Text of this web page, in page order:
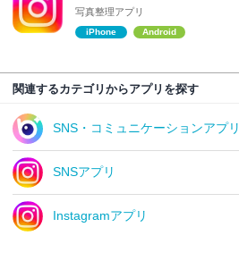
写真整理アプリ
iPhone Android
関連するカテゴリからアプリを探す
SNS・コミュニケーションアプリ
SNSアプリ
Instagramアプリ